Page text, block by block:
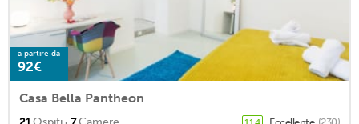
a partire da
92€
Casa Bella Pantheon